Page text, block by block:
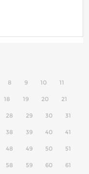
8 9 10 11
18 19 20 21
28 29 30 31
38 39 40 41
48 49 50 51
58 59 60 61